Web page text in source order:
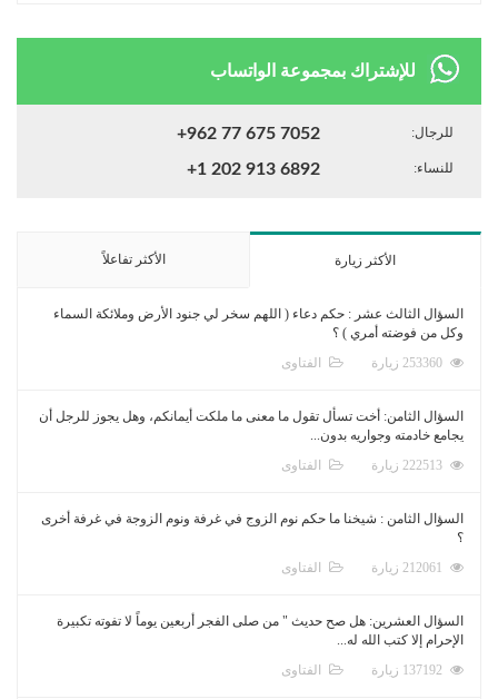
للإشتراك بمجموعة الواتساب
للرجال: +962 77 675 7052
للنساء: +1 202 913 6892
الأكثر زيارة الأكثر تفاعلاً
السؤال الثالث عشر : حكم دعاء ( اللهم سخر لي جنود الأرض وملائكة السماء
وكل من فوضته أمري ) ؟
الفتاوى
السؤال الثامن: أخت تسأل تقول ما معنى ما ملكت أيمانكم، وهل يجوز للرجل أن
يجامع خادمته وجواريه بدون...
الفتاوى
السؤال الثامن : شيخنا ما حكم نوم الزوج في غرفة ونوم الزوجة في غرفة أخرى
؟
الفتاوى
السؤال العشرين: هل صح حديث " من صلى الفجر أربعين يوماً لا تفوته تكبيرة
الإحرام إلا كتب الله له...
الفتاوى